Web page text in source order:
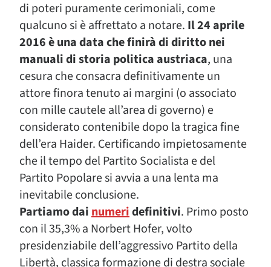
di poteri puramente cerimoniali, come
qualcuno si è affrettato a notare. Il 24 aprile
2016 è una data che finirà di diritto nei
manuali di storia politica austriaca, una
cesura che consacra definitivamente un
attore finora tenuto ai margini (o associato
con mille cautele all’area di governo) e
considerato contenibile dopo la tragica fine
dell’era Haider. Certificando impietosamente
che il tempo del Partito Socialista e del
Partito Popolare si avvia a una lenta ma
inevitabile conclusione.
Partiamo dainumeridefinitivi. Primo posto
con il 35,3% a Norbert Hofer, volto
presidenziabile dell’aggressivo Partito della
Libertà, classica formazione di destra sociale